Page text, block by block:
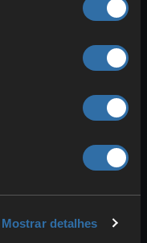
Mostrar detalhes
entidade ou